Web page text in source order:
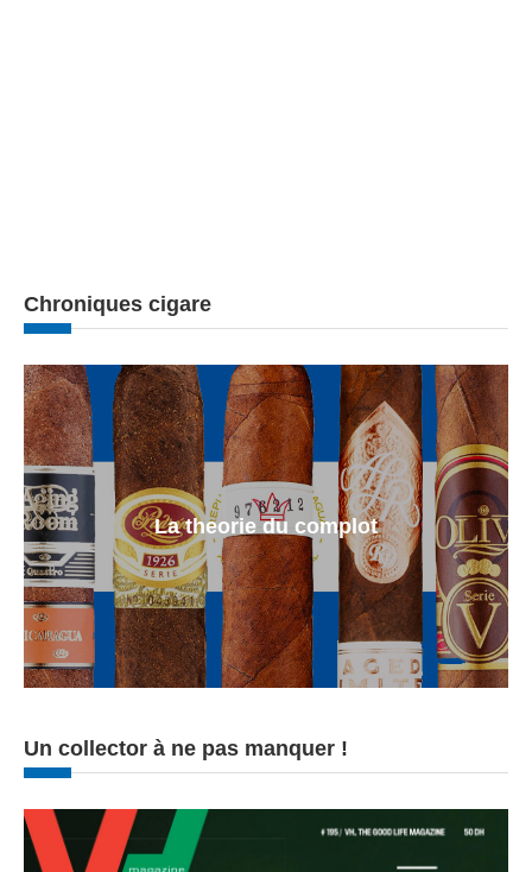
Chroniques cigare
La theorie du complot
Un collector à ne pas manquer !